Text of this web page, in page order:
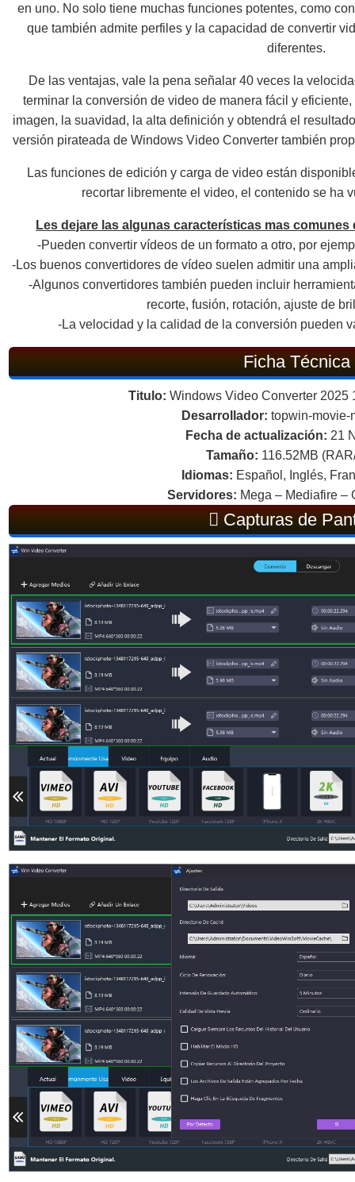
en uno. No solo tiene muchas funciones potentes, como
que también admite perfiles y la capacidad de convertir
diferentes.
De las ventajas, vale la pena señalar 40 veces la
terminar la conversión de video de manera fácil y
imagen, la suavidad, la alta definición y obtendrá el
versión pirateada de Windows Video Converter también
Las funciones de edición y carga de video están
recortar libremente el video, el contenido se ha
Les dejare las algunas características mas
-Pueden convertir vídeos de un formato a otro, por
-Los buenos convertidores de vídeo suelen admitir una
-Algunos convertidores también pueden incluir
recorte, fusión, rotación, ajuste de
-La velocidad y la calidad de la conversión pueden
Ficha Técnica
Titulo: Windows Video Converter 2025
Desarrollador: topwin-movie-
Fecha de actualización: 21
Tamaño: 116.52MB
Idiomas: Español, Inglés,
Servidores: Mega – Mediafire –
Capturas de